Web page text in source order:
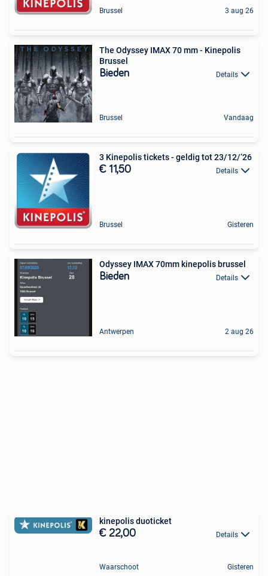
Brussel 3 aug 26
The Odyssey IMAX 70 mm - Kinepolis
Brussel
Bieden Details
Brussel Vandaag
3 Kinepolis tickets - geldig tot 23/12/‘26
€ 11,50 Details
Brussel Gisteren
Odyssey IMAX 70mm kinepolis brussel
Bieden Details
Antwerpen 2 aug 26
kinepolis duoticket
€ 22,00 Details
Waarschoot Gisteren